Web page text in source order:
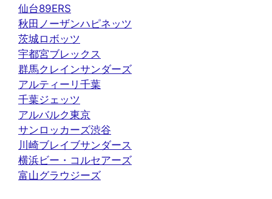
仙台89ERS
秋田ノーザンハピネッツ
茨城ロボッツ
宇都宮ブレックス
群馬クレインサンダーズ
アルティーリ千葉
千葉ジェッツ
アルバルク東京
サンロッカーズ渋谷
川崎ブレイブサンダース
横浜ビー・コルセアーズ
富山グラウジーズ